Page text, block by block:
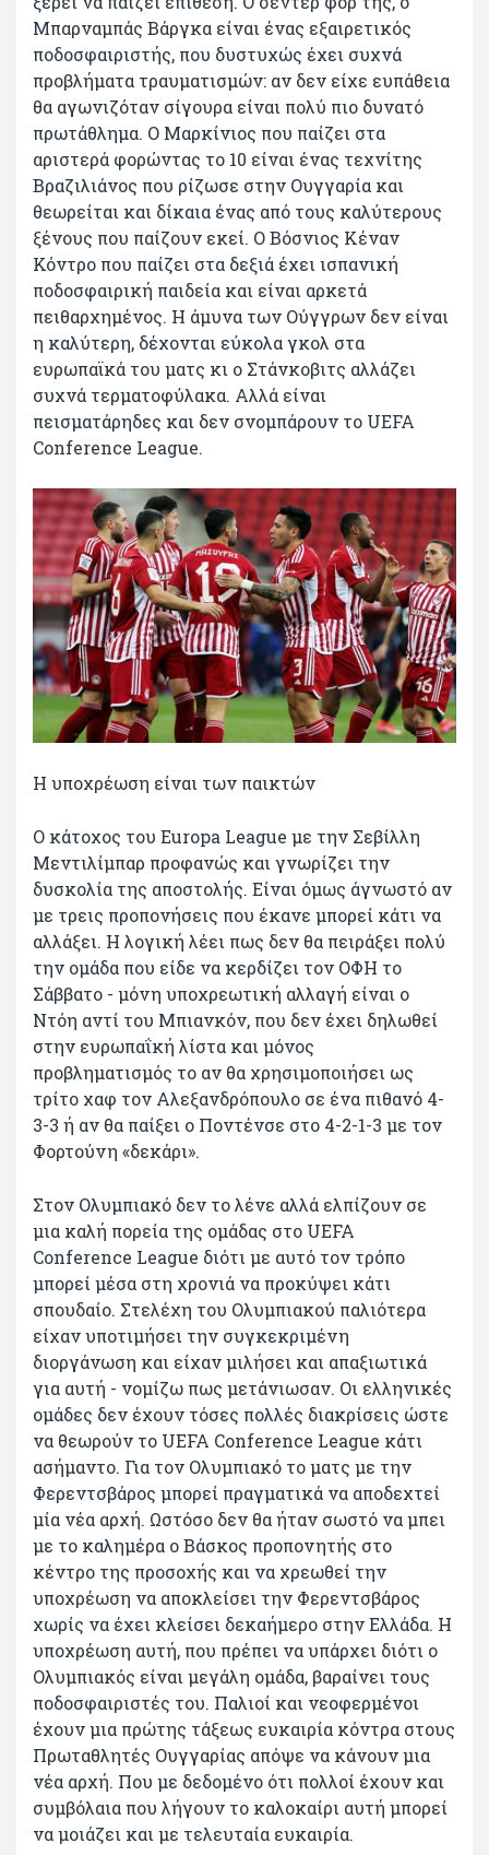
Μπαρναμπάς Βάργκα είναι ένας εξαιρετικός
ποδοσφαιριστής, που δυστυχώς έχει συχνά
προβλήματα τραυματισμών: αν δεν είχε ευπάθεια
θα αγωνιζόταν σίγουρα είναι πολύ πιο δυνατό
πρωτάθλημα. Ο Μαρκίνιος που παίζει στα
αριστερά φορώντας το 10 είναι ένας τεχνίτης
Βραζιλιάνος που ρίζωσε στην Ουγγαρία και
θεωρείται και δίκαια ένας από τους καλύτερους
ξένους που παίζουν εκεί. Ο Βόσνιος Κέναν
Κόντρο που παίζει στα δεξιά έχει ισπανική
ποδοσφαιρική παιδεία και είναι αρκετά
πειθαρχημένος. Η άμυνα των Ούγγρων δεν είναι
η καλύτερη, δέχονται εύκολα γκολ στα
ευρωπαϊκά του ματς κι ο Στάνκοβιτς αλλάζει
συχνά τερματοφύλακα. Αλλά είναι
πεισματάρηδες και δεν σνομπάρουν το UEFA
Conference League.
Η υποχρέωση είναι των παικτών
Ο κάτοχος του Europa League με την Σεβίλλη
Μεντιλίμπαρ προφανώς και γνωρίζει την
δυσκολία της αποστολής. Είναι όμως άγνωστό αν
με τρεις προπονήσεις που έκανε μπορεί κάτι να
αλλάξει. Η λογική λέει πως δεν θα πειράξει πολύ
την ομάδα που είδε να κερδίζει τον ΟΦΗ το
Σάββατο - μόνη υποχρεωτική αλλαγή είναι ο
Ντόη αντί του Μπιανκόν, που δεν έχει δηλωθεί
στην ευρωπαΐκή λίστα και μόνος
προβληματισμός το αν θα χρησιμοποιήσει ως
τρίτο χαφ τον Αλεξανδρόπουλο σε ένα πιθανό 4-
3-3 ή αν θα παίξει ο Ποντένσε στο 4-2-1-3 με τον
Φορτούνη «δεκάρι».
Στον Ολυμπιακό δεν το λένε αλλά ελπίζουν σε
μια καλή πορεία της ομάδας στο UEFA
Conference League διότι με αυτό τον τρόπο
μπορεί μέσα στη χρονιά να προκύψει κάτι
σπουδαίο. Στελέχη του Oλυμπιακού παλιότερα
είχαν υποτιμήσει την συγκεκριμένη
διοργάνωση και είχαν μιλήσει και απαξιωτικά
για αυτή - νομίζω πως μετάνιωσαν. Οι ελληνικές
ομάδες δεν έχουν τόσες πολλές διακρίσεις ώστε
να θεωρούν το UEFA Conference League κάτι
ασήμαντο. Για τον Ολυμπιακό το ματς με την
Φερεντσβάρος μπορεί πραγματικά να αποδεχτεί
μία νέα αρχή. Ωστόσο δεν θα ήταν σωστό να μπει
με το καλημέρα ο Βάσκος προπονητής στο
κέντρο της προσοχής και να χρεωθεί την
υποχρέωση να αποκλείσει την Φερεντσβάρος
χωρίς να έχει κλείσει δεκαήμερο στην Ελλάδα. Η
υποχρέωση αυτή, που πρέπει να υπάρχει διότι ο
Ολυμπιακός είναι μεγάλη ομάδα, βαραίνει τους
ποδοσφαιριστές του. Παλιοί και νεοφερμένοι
έχουν μια πρώτης τάξεως ευκαιρία κόντρα στους
Πρωταθλητές Ουγγαρίας απόψε να κάνουν μια
νέα αρχή. Που με δεδομένο ότι πολλοί έχουν και
συμβόλαια που λήγουν το καλοκαίρι αυτή μπορεί
να μοιάζει και με τελευταία ευκαιρία.